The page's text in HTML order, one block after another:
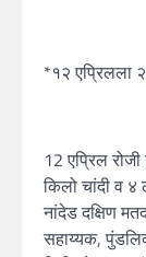
*१२ एप्रिलला
12 एप्रिल
किलो चांदी व
नांदेड दक्षिण
सहाय्यक,